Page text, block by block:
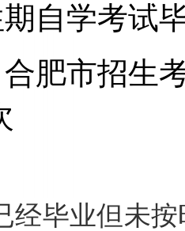
自学考试
合肥市招生
经毕业但未